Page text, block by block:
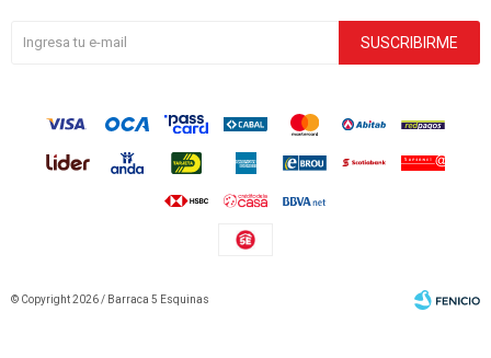
SUSCRIBIRME
© Copyright 2026 / Barraca 5 Esquinas